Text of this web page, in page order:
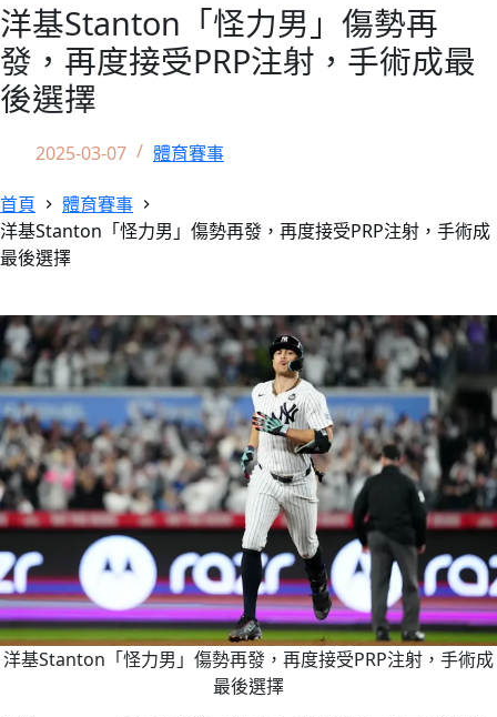
洋基Stanton「怪力男」傷勢再
發，再度接受PRP注射，手術成最
後選擇
2025-03-07 體育賽事
首頁
體育賽事
洋基Stanton「怪力男」傷勢再發，再度接受PRP注射，手術成
最後選擇
洋基Stanton「怪力男」傷勢再發，再度接受PRP注射，手術成
最後選擇